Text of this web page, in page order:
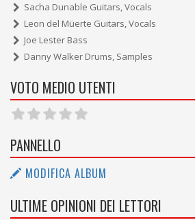
Sacha Dunable Guitars, Vocals
Leon del Müerte Guitars, Vocals
Joe Lester Bass
Danny Walker Drums, Samples
VOTO MEDIO UTENTI
PANNELLO
MODIFICA ALBUM
ULTIME OPINIONI DEI LETTORI